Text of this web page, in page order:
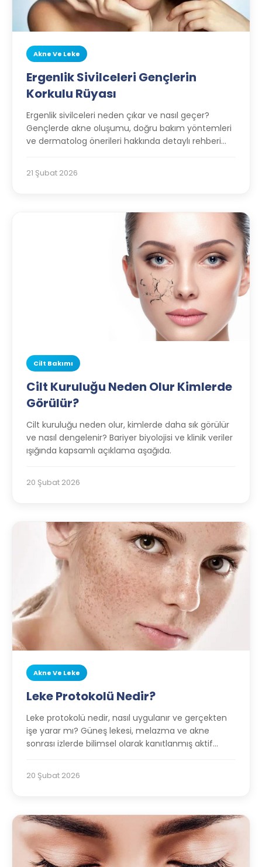
Akne Ve Leke
Ergenlik Sivilceleri Gençlerin
Korkulu Rüyası
Ergenlik sivilceleri neden çıkar ve nasıl geçer?
Gençlerde akne oluşumu, doğru bakım yöntemleri
ve dermatolog önerileri hakkında detaylı rehberi
21 Şubat 2026
Cilt Bakımı
Cilt Kuruluğu Neden Olur Kimlerde
Görülür?
Cilt kuruluğu neden olur, kimlerde daha sık görülür
ve nasıl dengelenir? Bariyer biyolojisi ve klinik veriler
ışığında kapsamlı açıklama aşağıda.
20 Şubat 2026
Akne Ve Leke
Leke Protokolü Nedir?
Leke protokolü nedir, nasıl uygulanır ve gerçekten
işe yarar mı? Güneş lekesi, melazma ve akne
sonrası izlerde bilimsel olarak kanıtlanmış aktif
bu rehberde.
20 Şubat 2026